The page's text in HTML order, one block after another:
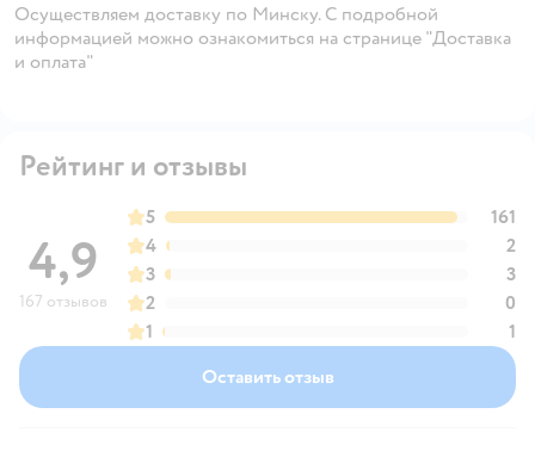
Осуществляем доставку по Минску. С подробной
информацией можно ознакомиться на странице "Доставка
и оплата"
Рейтинг и отзывы
4,9
167 отзывов
5
161
4
2
3
3
2
0
1
1
Оставить отзыв